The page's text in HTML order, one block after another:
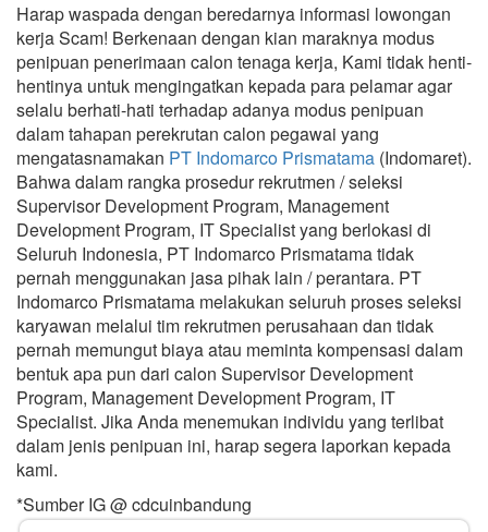
Harap waspada dengan beredarnya informasi lowongan
kerja Scam! Berkenaan dengan kian maraknya modus
penipuan penerimaan calon tenaga kerja, Kami tidak henti-
hentinya untuk mengingatkan kepada para pelamar agar
selalu berhati-hati terhadap adanya modus penipuan
dalam tahapan perekrutan calon pegawai yang
mengatasnamakan PT Indomarco Prismatama (Indomaret).
Bahwa dalam rangka prosedur rekrutmen / seleksi
Supervisor Development Program, Management
Development Program, IT Specialist yang berlokasi di
Seluruh Indonesia, PT Indomarco Prismatama tidak
pernah menggunakan jasa pihak lain / perantara. PT
Indomarco Prismatama melakukan seluruh proses seleksi
karyawan melalui tim rekrutmen perusahaan dan tidak
pernah memungut biaya atau meminta kompensasi dalam
bentuk apa pun dari calon Supervisor Development
Program, Management Development Program, IT
Specialist. Jika Anda menemukan individu yang terlibat
dalam jenis penipuan ini, harap segera laporkan kepada
kami.
*Sumber IG @ cdcuinbandung